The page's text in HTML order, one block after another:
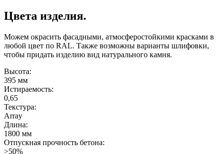
Цвета изделия.
Можем окрасить фасадными, атмосферостойкими красками в
любой цвет по RAL. Также возможны варианты шлифовки,
чтобы придать изделию вид натурального камня.
Высота:
395 мм
Истираемость:
0,65
Текстура:
Array
Длина:
1800 мм
Отпускная прочность бетона:
>50%